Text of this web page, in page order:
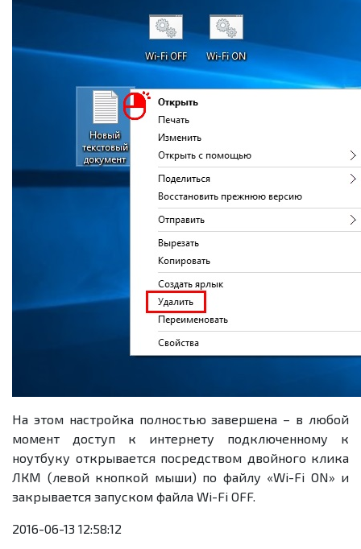
На этом настройка полностью завершена – в любой
момент доступ к интернету подключенному к
ноутбуку открывается посредством двойного клика
ЛКМ (левой кнопкой мыши) по файлу «Wi-Fi ON» и
закрывается запуском файла Wi-Fi OFF.
2016-06-13 12:58:12